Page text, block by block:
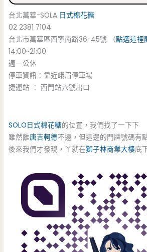
台北萬華-SOLA 日式棉花糖
02 2381 7104
台北市萬華區西寧南路36-45號 （點選這裡
14:00~21:00
週一公休
停車資訊：靠近峨眉停車場
捷運站 ： 西門站六號出口
SOLO 日式棉花糖的位置，我們找了一下下
雖然離唐吉軻德不遠，但這邊的門牌號碼有
後來我們才發現，丫就在獅子林商業大樓底